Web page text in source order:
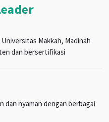
Makkah, Madinah
dan bersertifikasi
dan nyaman dengan berbagai